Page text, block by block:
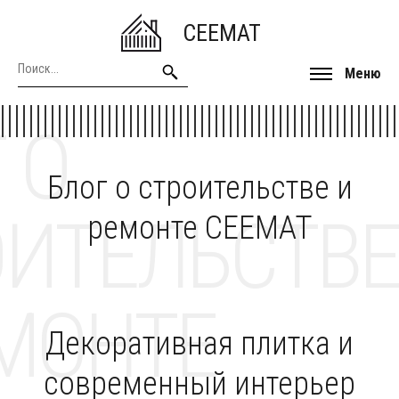
CEEMAT
Меню
Блог о строительстве и
ремонте CEEMAT
О
Декоративная плитка и
современный интерьер